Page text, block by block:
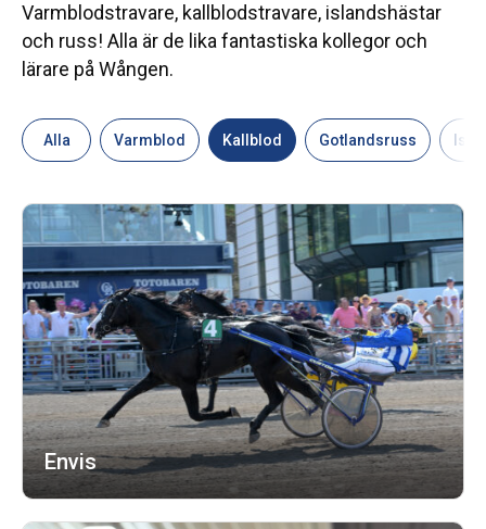
Varmblodstravare, kallblodstravare, islandshästar
och russ! Alla är de lika fantastiska kollegor och
lärare på Wången.
Alla Varmblod Kallblod Gotlandsruss
Envis